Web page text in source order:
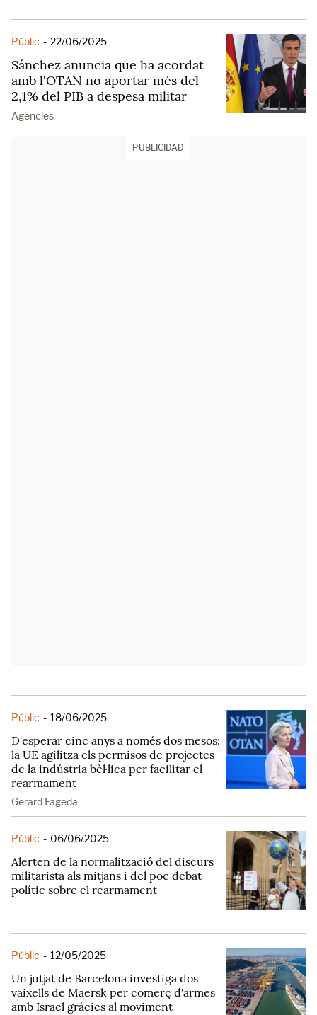
Públic - 22/06/2025
Sánchez anuncia que ha acordat
amb l'OTAN no aportar més del
2,1% del PIB a despesa militar
Agències
PUBLICIDAD
Públic - 18/06/2025
D'esperar cinc anys a només dos mesos:
la UE agilitza els permisos de projectes
de la indústria bèl·lica per facilitar el
rearmament
Gerard Fageda
Públic - 06/06/2025
Alerten de la normalització del discurs
militarista als mitjans i del poc debat
polític sobre el rearmament
Públic - 12/05/2025
Un jutjat de Barcelona investiga dos
vaixells de Maersk per comerç d'armes
amb Israel gràcies al moviment